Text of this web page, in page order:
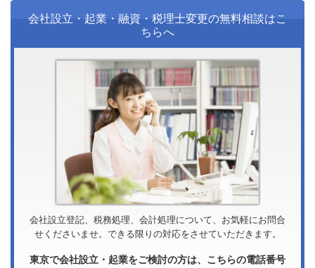
会社設立・起業・融資・税理士変更の無料相談はこ
ちらへ
会社設立登記、税務処理、会計処理について、お気軽にお問合
せくださいませ。できる限りの対応をさせていただきます。
東京で会社設立・起業をご検討の方は、こちらの電話番号